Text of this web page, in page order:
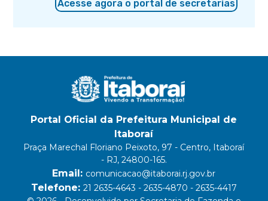
Acesse agora o portal de secretarias
Portal Oficial da Prefeitura Municipal de
Itaboraí
Praça Marechal Floriano Peixoto, 97 - Centro, Itaboraí
- RJ, 24800-165.
Email: comunicacao@itaborai.rj.gov.br
Telefone: 21 2635-4643 - 2635-4870 - 2635-4417